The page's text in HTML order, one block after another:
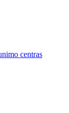
centras